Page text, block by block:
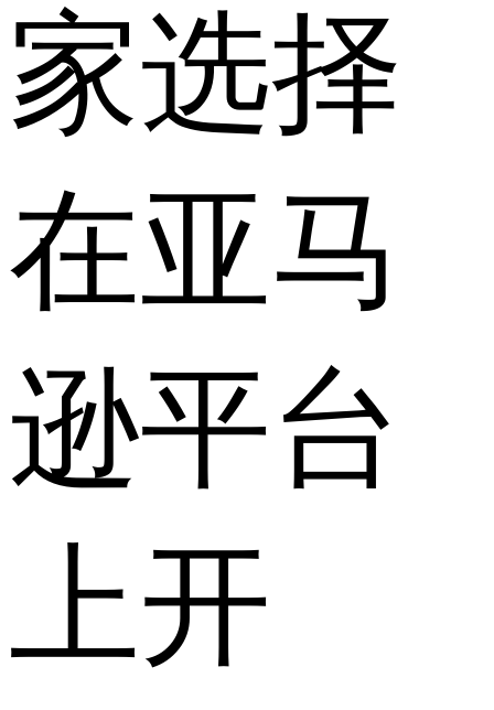
家选择
在亚马
逊平台
上开